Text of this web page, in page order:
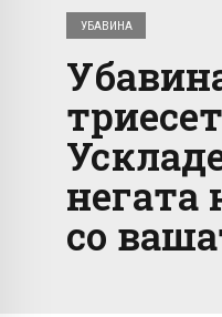
УБАВИНА
негата
со